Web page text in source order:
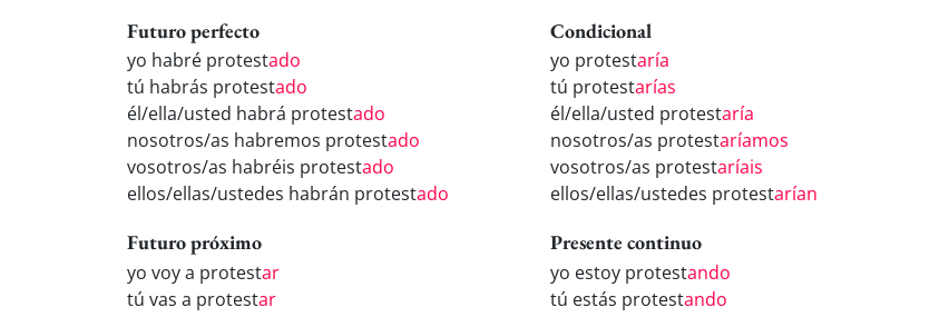
Futuro perfecto
yo habré protestado
tú habrás protestado
él/ella/usted habrá protestado
nosotros/as habremos protestado
vosotros/as habréis protestado
ellos/ellas/ustedes habrán protestado
Condicional
yo protestaría
tú protestarías
él/ella/usted protestaría
nosotros/as protestaríamos
vosotros/as protestaríais
ellos/ellas/ustedes protestarían
Futuro próximo
yo voy a protestar
tú vas a protestar
Presente continuo
yo estoy protestando
tú estás protestando